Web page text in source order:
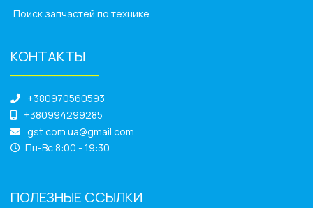
Поиск запчастей по технике
КОНТАКТЫ
+380970560593
+380994299285
gst.com.ua@gmail.com
Пн-Вс 8:00 - 19:30
ПОЛЕЗНЫЕ ССЫЛКИ